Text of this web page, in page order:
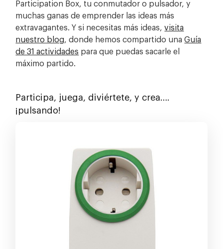
Participation Box, tu conmutador o pulsador, y
muchas ganas de emprender las ideas más
extravagantes. Y si necesitas más ideas,visita
nuestro blog, donde hemos compartido unaGuía
de 31 actividades para que puedas sacarle el
máximo partido.
Participa, juega, diviértete, y crea….
¡pulsando!